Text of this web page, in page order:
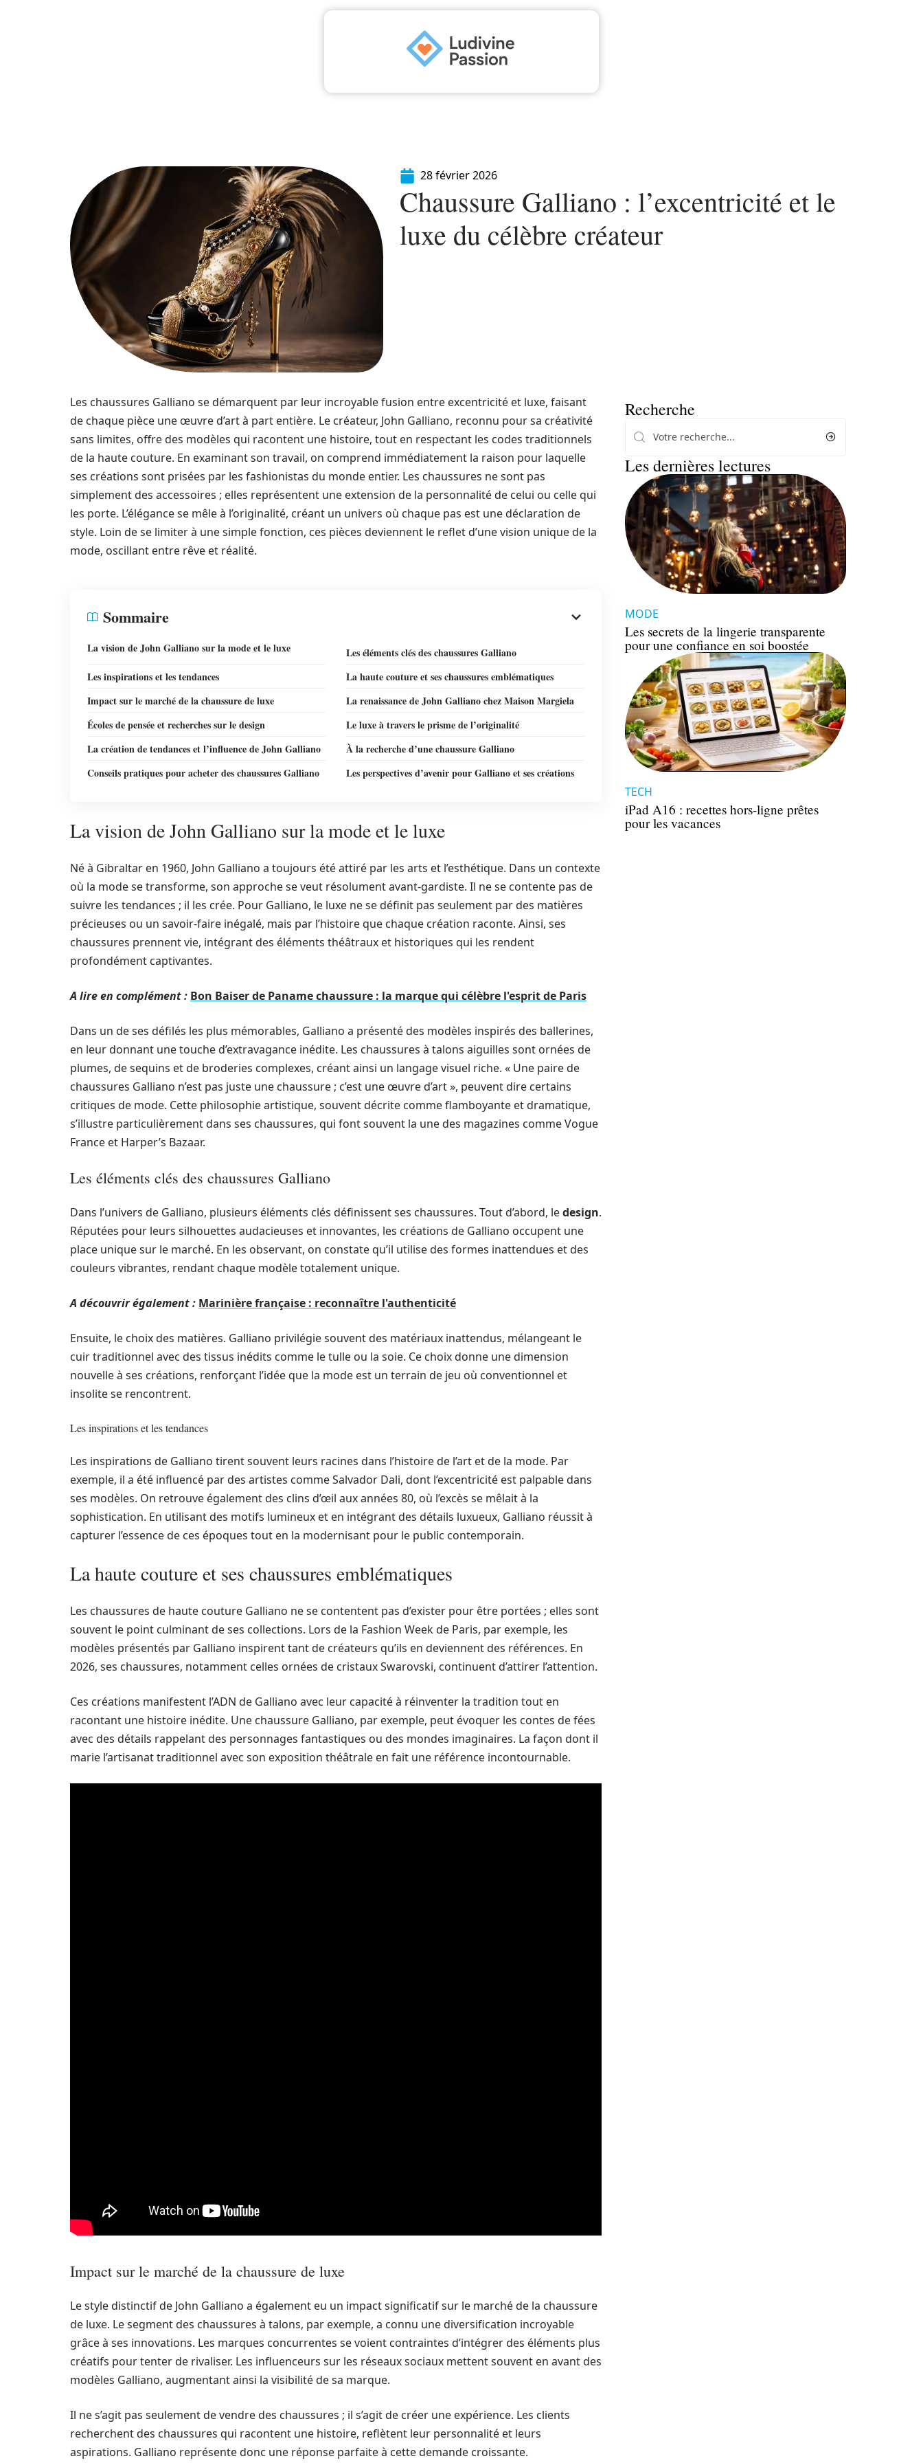
28 février 2026
Chaussure Galliano : l’excentricité et le
luxe du célèbre créateur
Les chaussures Galliano se démarquent par leur incroyable fusion entre excentricité et luxe, faisant
de chaque pièce une œuvre d’art à part entière. Le créateur, John Galliano, reconnu pour sa créativité
sans limites, offre des modèles qui racontent une histoire, tout en respectant les codes traditionnels
de la haute couture. En examinant son travail, on comprend immédiatement la raison pour laquelle
ses créations sont prisées par les fashionistas du monde entier. Les chaussures ne sont pas
simplement des accessoires ; elles représentent une extension de la personnalité de celui ou celle qui
les porte. L’élégance se mêle à l’originalité, créant un univers où chaque pas est une déclaration de
style. Loin de se limiter à une simple fonction, ces pièces deviennent le reflet d’une vision unique de la
mode, oscillant entre rêve et réalité.
Sommaire
La vision de John Galliano sur la mode et le luxe
Les éléments clés des chaussures Galliano
Les inspirations et les tendances
La haute couture et ses chaussures emblématiques
Impact sur le marché de la chaussure de luxe
La renaissance de John Galliano chez Maison Margiela
Écoles de pensée et recherches sur le design
Le luxe à travers le prisme de l’originalité
La création de tendances et l’influence de John Galliano
À la recherche d’une chaussure Galliano
Conseils pratiques pour acheter des chaussures Galliano
Les perspectives d’avenir pour Galliano et ses créations
La vision de John Galliano sur la mode et le luxe
Né à Gibraltar en 1960, John Galliano a toujours été attiré par les arts et l’esthétique. Dans un contexte
où la mode se transforme, son approche se veut résolument avant-gardiste. Il ne se contente pas de
suivre les tendances ; il les crée. Pour Galliano, le luxe ne se définit pas seulement par des matières
précieuses ou un savoir-faire inégalé, mais par l’histoire que chaque création raconte. Ainsi, ses
chaussures prennent vie, intégrant des éléments théâtraux et historiques qui les rendent
profondément captivantes.
A lire en complément : Bon Baiser de Paname chaussure : la marque qui célèbre l'esprit de Paris
Dans un de ses défilés les plus mémorables, Galliano a présenté des modèles inspirés des ballerines,
en leur donnant une touche d’extravagance inédite. Les chaussures à talons aiguilles sont ornées de
plumes, de sequins et de broderies complexes, créant ainsi un langage visuel riche. « Une paire de
chaussures Galliano n’est pas juste une chaussure ; c’est une œuvre d’art », peuvent dire certains
critiques de mode. Cette philosophie artistique, souvent décrite comme flamboyante et dramatique,
s’illustre particulièrement dans ses chaussures, qui font souvent la une des magazines comme Vogue
France et Harper’s Bazaar.
Les éléments clés des chaussures Galliano
Dans l’univers de Galliano, plusieurs éléments clés définissent ses chaussures. Tout d’abord, ledesign.
Réputées pour leurs silhouettes audacieuses et innovantes, les créations de Galliano occupent une
place unique sur le marché. En les observant, on constate qu’il utilise des formes inattendues et des
couleurs vibrantes, rendant chaque modèle totalement unique.
A découvrir également : Marinière française : reconnaître l'authenticité
Ensuite, le choix des matières. Galliano privilégie souvent des matériaux inattendus, mélangeant le
cuir traditionnel avec des tissus inédits comme le tulle ou la soie. Ce choix donne une dimension
nouvelle à ses créations, renforçant l’idée que la mode est un terrain de jeu où conventionnel et
insolite se rencontrent.
Les inspirations et les tendances
Les inspirations de Galliano tirent souvent leurs racines dans l’histoire de l’art et de la mode. Par
exemple, il a été influencé par des artistes comme Salvador Dali, dont l’excentricité est palpable dans
ses modèles. On retrouve également des clins d’œil aux années 80, où l’excès se mêlait à la
sophistication. En utilisant des motifs lumineux et en intégrant des détails luxueux, Galliano réussit à
capturer l’essence de ces époques tout en la modernisant pour le public contemporain.
La haute couture et ses chaussures emblématiques
Les chaussures de haute couture Galliano ne se contentent pas d’exister pour être portées ; elles sont
souvent le point culminant de ses collections. Lors de la Fashion Week de Paris, par exemple, les
modèles présentés par Galliano inspirent tant de créateurs qu’ils en deviennent des références. En
2026, ses chaussures, notamment celles ornées de cristaux Swarovski, continuent d’attirer l’attention.
Ces créations manifestent l’ADN de Galliano avec leur capacité à réinventer la tradition tout en
racontant une histoire inédite. Une chaussure Galliano, par exemple, peut évoquer les contes de fées
avec des détails rappelant des personnages fantastiques ou des mondes imaginaires. La façon dont il
marie l’artisanat traditionnel avec son exposition théâtrale en fait une référence incontournable.
Impact sur le marché de la chaussure de luxe
Le style distinctif de John Galliano a également eu un impact significatif sur le marché de la chaussure
de luxe. Le segment des chaussures à talons, par exemple, a connu une diversification incroyable
grâce à ses innovations. Les marques concurrentes se voient contraintes d’intégrer des éléments plus
créatifs pour tenter de rivaliser. Les influenceurs sur les réseaux sociaux mettent souvent en avant des
modèles Galliano, augmentant ainsi la visibilité de sa marque.
Il ne s’agit pas seulement de vendre des chaussures ; il s’agit de créer une expérience. Les clients
recherchent des chaussures qui racontent une histoire, reflètent leur personnalité et leurs
aspirations. Galliano représente donc une réponse parfaite à cette demande croissante.
Recherche
Les dernières lectures
MODE
Les secrets de la lingerie transparente
pour une confiance en soi boostée
TECH
iPad A16 : recettes hors-ligne prêtes
pour les vacances